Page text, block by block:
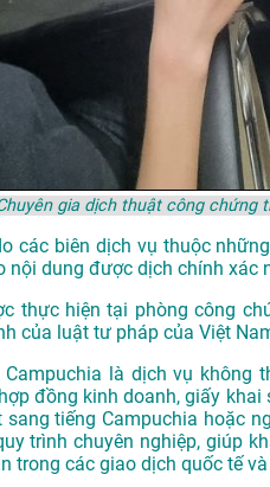
gia dịch thuật công chứng
các biên dịch vụ thuộc
dung được dịch chính xác
thực hiện tại phòng công
của luật tư pháp của Việt
là dịch vụ
đồng kinh doanh, giấy
tiếng Campuchia hoặc
trình chuyên nghiệp, giúp
trong các giao dịch quốc tế